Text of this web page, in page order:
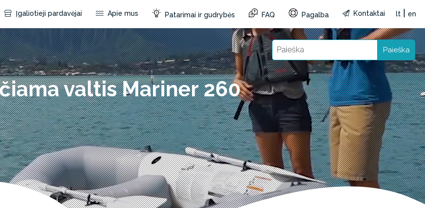
Įgaliotieji pardavėjai Apie mus Patarimai ir gudrybės FAQ Pagalba Kontaktai lt en
Paieška
valtis Mariner 260